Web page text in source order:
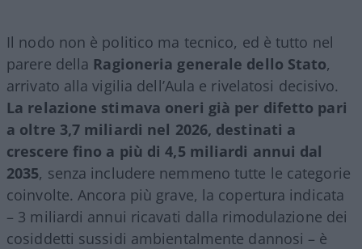
Il nodo non è politico ma tecnico, ed è tutto nel
parere della Ragioneria generale dello Stato,
arrivato alla vigilia dell’Aula e rivelatosi decisivo.
La relazione stimava oneri già per difetto pari
a oltre 3,7 miliardi nel 2026, destinati a
crescere fino a più di 4,5 miliardi annui dal
2035, senza includere nemmeno tutte le categorie
coinvolte. Ancora più grave, la copertura indicata
– 3 miliardi annui ricavati dalla rimodulazione dei
cosiddetti sussidi ambientalmente dannosi – è